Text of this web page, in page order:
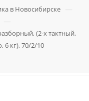
в Новосибирске —
—
(2-х тактный,
6 кг), 70/2/10